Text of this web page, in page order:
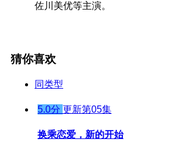
佐川美优等主演。
猜你喜欢
同类型
5.0分 更新第05集
换乘恋爱，新的开始